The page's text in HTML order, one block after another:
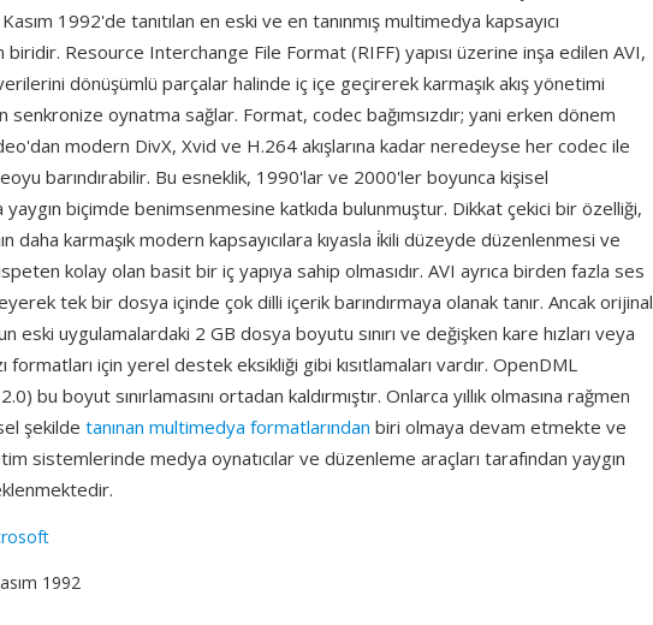
1992'de tanıtılan en eski ve en tanınmış multimedya kapsayıcı
biridir. Resource Interchange File Format (RIFF) yapısı üzerine inşa edilen AVI,
dönüşümlü parçalar halinde iç içe geçirerek karmaşık akış yönetimi
oynatma sağlar. Format, codec bağımsızdır; yani erken dönem
modern DivX, Xvid ve H.264 akışlarına kadar neredeyse her codec ile
barındırabilir. Bu esneklik, 1990'lar ve 2000'ler boyunca kişisel
biçimde benimsenmesine katkıda bulunmuştur. Dikkat çekici bir özelliği,
daha karmaşık modern kapsayıcılara kıyasla i̇kili düzeyde düzenlenmesi ve
kolay olan basit bir iç yapıya sahip olmasıdır. AVI ayrıca birden fazla ses
tek bir dosya içinde çok dilli içerik barındırmaya olanak tanır. Ancak orijinal
eski uygulamalardaki 2 GB dosya boyutu sınırı ve değişken kare hızları veya
formatları için yerel destek eksikliği gibi kısıtlamaları vardır. OpenDML
bu boyut sınırlamasını ortadan kaldırmıştır. Onlarca yıllık olmasına rağmen
şekilde tanınan multimedya formatlarından biri olmaya devam etmekte ve
sistemlerinde medya oynatıcılar ve düzenleme araçları tarafından yaygın
1992